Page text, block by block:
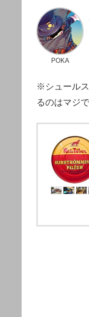
POKA
※シュール
るのはマジで